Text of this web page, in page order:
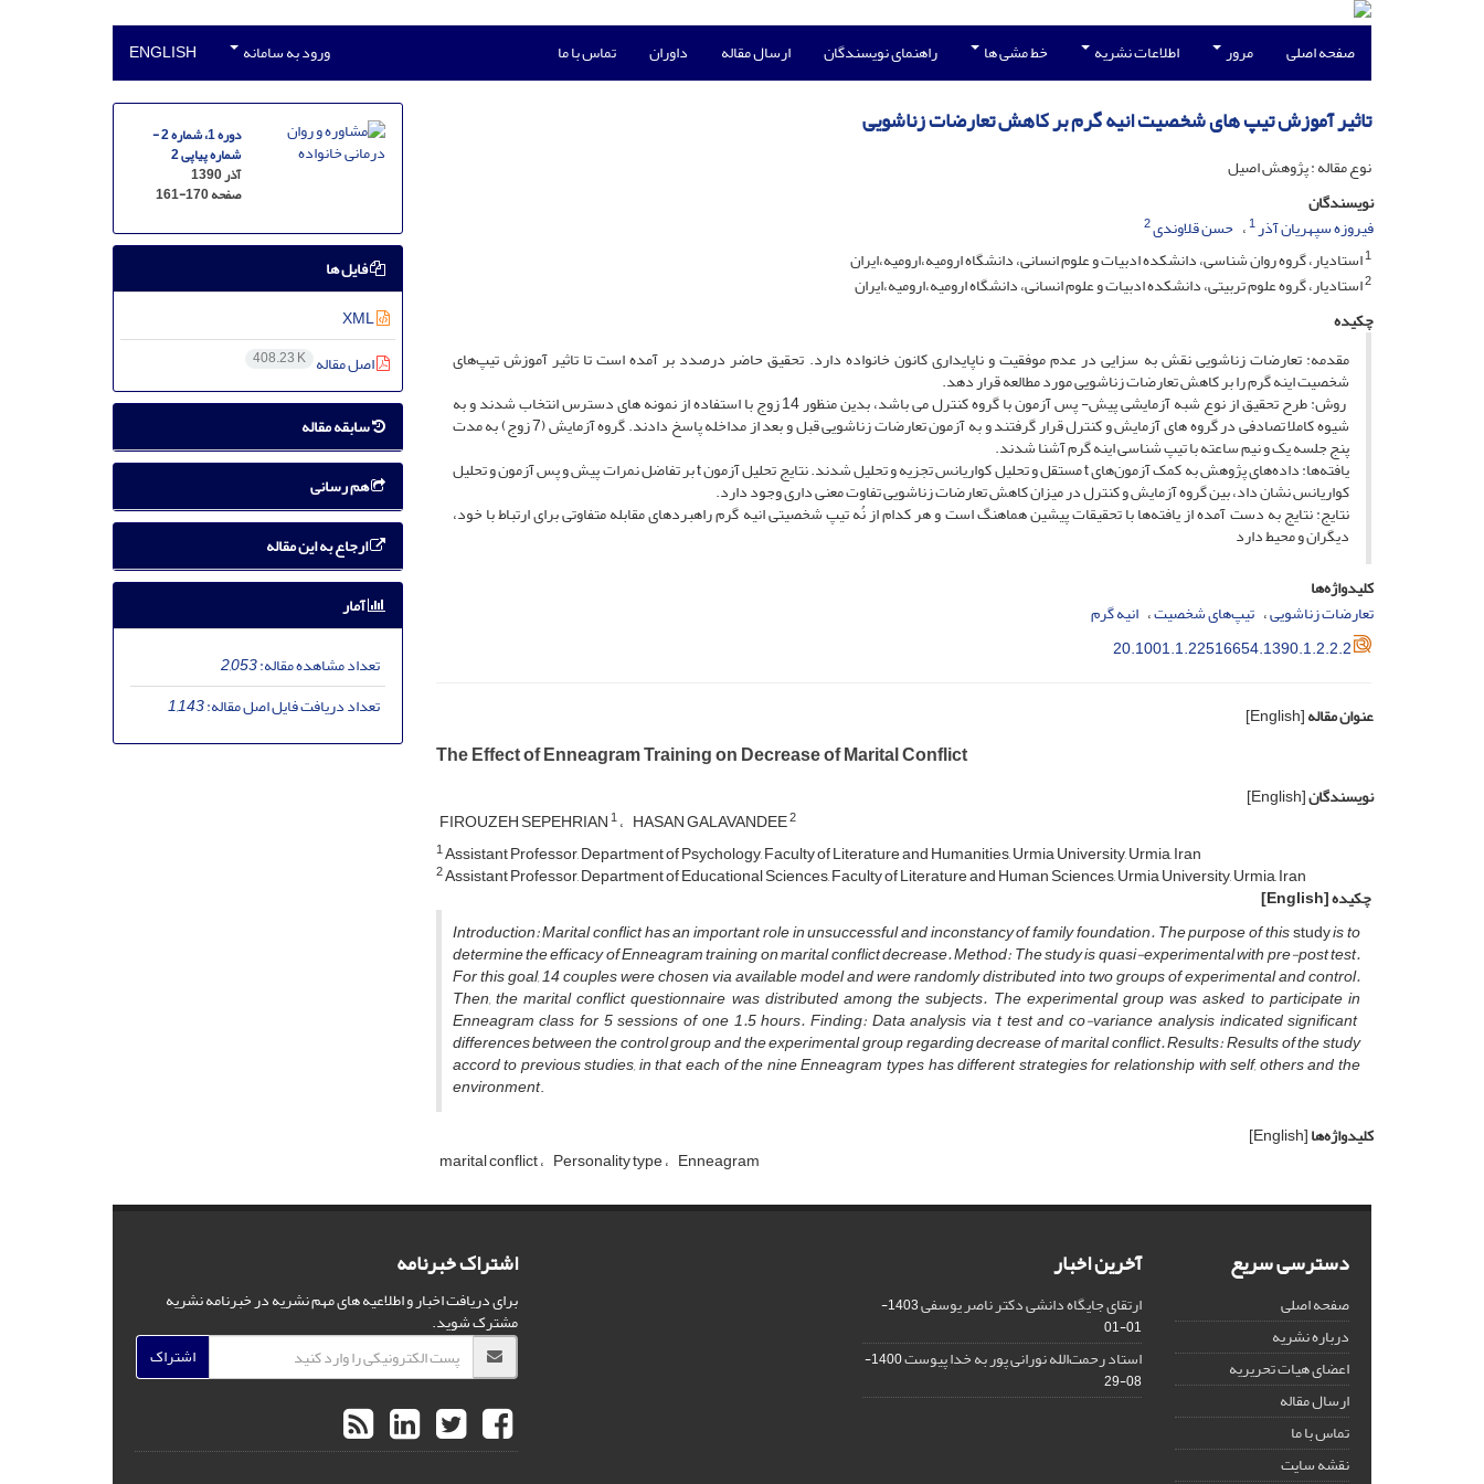
صفحه اصلی مرور اطلاعات نشریه خط مشی ها راهنمای نویسندگان ارسال مقاله داوران تماس با ما ورود به سامانه ENGLISH
تاثیر آموزش تیپ های شخصیت انیه گرم بر کاهش تعارضات زناشویی
نوع مقاله : پژوهش اصیل
نویسندگان
فیروزه سپهریان آذر1 حسن قلاوندی2
1استادیار، گروه روان شناسی، دانشکده ادبیات و علوم انسانی، دانشگاه ارومیه،ارومیه،ایران
2استادیار، گروه علوم تربیتی، دانشکده ادبیات و علوم انسانی، دانشگاه ارومیه،ارومیه،ایران
چکیده
مقدمه: تعارضات زناشویی نقش به سزایی در عدم موفقیت و ناپایداری کانون خانواده دارد. تحقیق حاضر درصدد بر آمده است تا تاثیر آموزش تیپ‌های
شخصیت اینه گرم را بر کاهش تعارضات زناشویی مورد مطالعه قرار دهد.
روش: طرح تحقیق از نوع شبه آزمایشی پیش- پس آزمون با گروه کنترل می باشد، بدین منظور 14 زوج با استفاده از نمونه های دسترس انتخاب شدند و به
شیوه کاملا تصادفی در گروه های آزمایش و کنترل قرار گرفتند و به آزمون تعارضات زناشویی قبل و بعد از مداخله پاسخ دادند. گروه آزمایش (7 زوج) به مدت
پنج جلسه یک و نیم ساعته با تیپ شناسی اینه گرم آشنا شدند.
یافته‌ها: داده‌های پژوهش به کمک آزمون‌های t مستقل و تحلیل کواریانس تجزیه و تحلیل شدند. نتایج تحلیل آزمون t بر تفاضل نمرات پیش و پس آزمون و تحلیل
کواریانس نشان داد، بین گروه آزمایش و کنترل در میزان کاهش تعارضات زناشویی تفاوت معنی داری وجود دارد.
نتایج: نتایج به دست آمده از یافته‌ها با تحقیقات پیشین هماهنگ است و هر کدام از نُه تیپ شخصیتی انیه گرم راهبردهای مقابله متفاوتی برای ارتباط با خود،‌
دیگران و محیط دارد
کلیدواژه‌ها
تعارضات زناشویی تیپ‌های شخصیت انیه گرم
20.1001.1.22516654.1390.1.2.2.2
عنوان مقاله[English]
The Effect of Enneagram Training on Decrease of Marital Conflict
نویسندگان[English]
FIROUZEH SEPEHRIAN1 HASAN GALAVANDEE2
1Assistant Professor, Department of Psychology, Faculty of Literature and Humanities, Urmia University, Urmia, Iran
2Assistant Professor, Department of Educational Sciences, Faculty of Literature and Human Sciences, Urmia University, Urmia, Iran
چکیده[English]
Introduction:Marital conflicthas an important role in unsuccessful and inconstancy of family foundation. The purpose of thisstudyis to
determinethe efficacy ofEnneagram training onmarital conflict decrease.Method: The study is quasi-experimental with pre-post test.
For this goal, 14 coupleswere chosen via available model and were randomly distributed into two groups of experimental and control.
Then, the marital conflictquestionnaire was distributed among the subjects. Theexperimental group was asked to participate in
Enneagram classfor 5 sessions of one 1.5 hours. Finding:Data analysis via t test and co-variance analysis indicated significant
differences between the control group and the experimental group regarding decrease of marital conflict. Results: Results of the study
accord to previous studies, in that each of the nine Enneagram types has different strategies for relationship with self, others and the
environment.
کلیدواژه‌ها[English]
marital conflict Personality type Enneagram
دوره 1، شماره 2 -
شماره پیاپی 2
آذر 1390
صفحه161-170
فایل ها
XML
اصل مقاله 408.23 K
سابقه مقاله
هم رسانی
ارجاع به این مقاله
آمار
تعداد مشاهده مقاله:2,053
تعداد دریافت فایل اصل مقاله:1,143
دسترسی سریع
صفحه اصلی
درباره نشریه
اعضای هیات تحریریه
ارسال مقاله
تماس با ما
نقشه سایت
آخرین اخبار
ارتقای جایگاه دانشی دکتر ناصر یوسفی
1403-
01-01
استاد رحمت‌الله نورانی پور به خدا پیوست
1400-
08-29
اشتراک خبرنامه
برای دریافت اخبار و اطلاعیه های مهم نشریه در خبرنامه نشریه
مشترک شوید.
اشتراک